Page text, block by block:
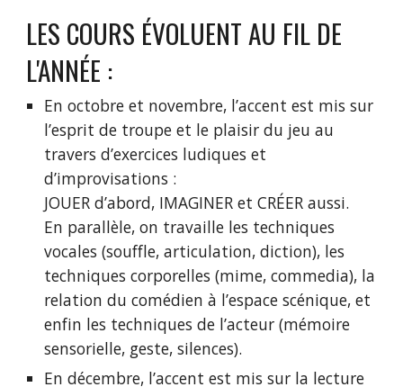
LES COURS ÉVOLUENT AU FIL DE
L'ANNÉE :
En octobre et novembre, l’accent est mis sur
l’esprit de troupe et le plaisir du jeu au
travers d’exercices ludiques et
d’improvisations :
JOUER d’abord, IMAGINER et CRÉER aussi.
En parallèle, on travaille les techniques
vocales (souffle, articulation, diction), les
techniques corporelles (mime, commedia), la
relation du comédien à l’espace scénique, et
enfin les techniques de l’acteur (mémoire
sensorielle, geste, silences).
En décembre, l’accent est mis sur la lecture